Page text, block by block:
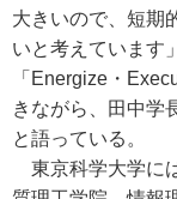
大きいので、短期
いと考えています
「Energize・
きながら、田中学
と語っている。
東京科学大学に